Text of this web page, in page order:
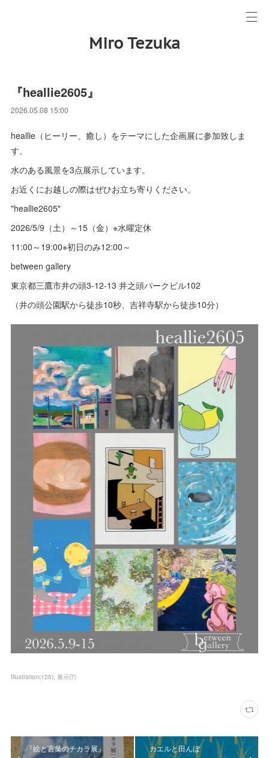
Miro Tezuka
『heallie2605』
2026.05.08 15:00
heallie（ヒーリー、癒し）をテーマにした企画展に参加致しま
す。
水のある風景を3点展示しています。
お近くにお越しの際はぜひお立ち寄りください。
"heallie2605"
2026/5/9（土）～15（金）※水曜定休
11:00～19:00※初日のみ12:00～
between gallery
東京都三鷹市井の頭3-12-13 井之頭パークビル102
（井の頭公園駅から徒歩10秒、吉祥寺駅から徒歩10分）
Illustration(125) 展示(7)
『絵と言葉のチカラ展』 カエルと田んぼ